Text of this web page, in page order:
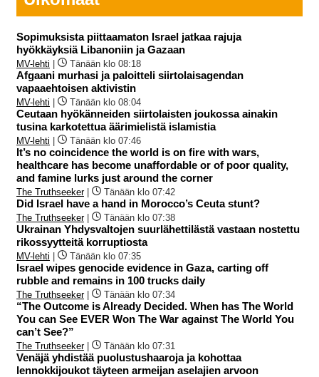
Sopimuksista piittaamaton Israel jatkaa rajuja
hyökkäyksiä Libanoniin ja Gazaan
MV-lehti | Tänään klo 08:18
Afgaani murhasi ja paloitteli siirtolaisagendan
vapaaehtoisen aktivistin
MV-lehti | Tänään klo 08:04
Ceutaan hyökänneiden siirtolaisten joukossa ainakin
tusina karkotettua äärimielistä islamistia
MV-lehti | Tänään klo 07:46
It’s no coincidence the world is on fire with wars,
healthcare has become unaffordable or of poor quality,
and famine lurks just around the corner
The Truthseeker| Tänään klo 07:42
Did Israel have a hand in Morocco’s Ceuta stunt?
The Truthseeker| Tänään klo 07:38
Ukrainan Yhdysvaltojen suurlähettilästä vastaan nostettu
rikossyytteitä korruptiosta
MV-lehti | Tänään klo 07:35
Israel wipes genocide evidence in Gaza, carting off
rubble and remains in 100 trucks daily
The Truthseeker| Tänään klo 07:34
“The Outcome is Already Decided. When has The World
You can See EVER Won The War against The World You
can’t See?”
The Truthseeker| Tänään klo 07:31
Venäjä yhdistää puolustushaaroja ja kohottaa
lennokkijoukot täyteen armeijan aselajien arvoon